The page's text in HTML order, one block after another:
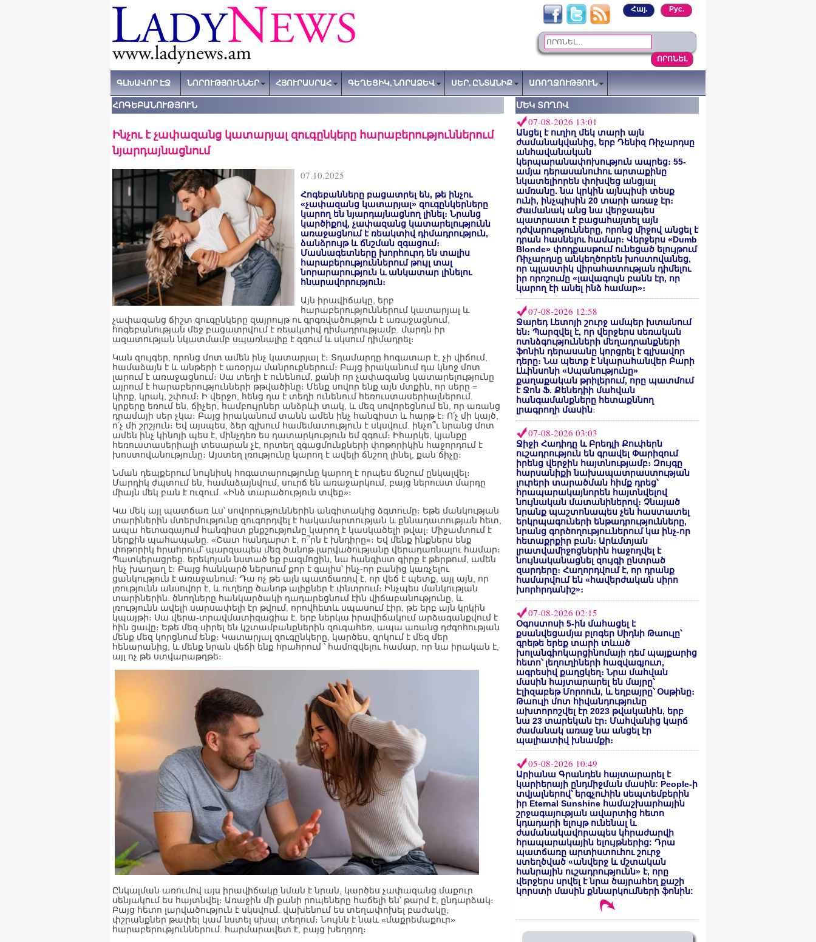
Рус.
Հայ.
ԳԼԽԱՎՈՐ ԷՋ ՆՈՐՈՒԹՅՈՒՆՆԵՐ ՀՅՈՒՐԱՍՐԱՀ ԳԵՂԵՑԻԿ, ՆՈՐԱՁԵՎ ՍԵՐ, ԸՆՏԱՆԻՔ ԱՌՈՂՋՈՒԹՅՈՒՆ
ՀՈԳԵԲԱՆՈՒԹՅՈՒՆ
Ինչու է չափազանց կատարյալ զուգընկերը հարաբերություններում
նյարդայնացնում
07.10.2025
Հոգեբանները բացատրել են, թե ինչու
«չափազանց կատարյալ» զուգընկերները
կարող են նյարդայնացնող լինել։ Նրանց
կարծիքով, չափազանց կատարելությունն
առաջացնում է ռեակտիվ դիմադրություն,
ձանձրույթ և ճնշման զգացում։
Մասնագետները խորհուրդ են տալիս
հարաբերություններում թույլ տալ
նորարարություն և անկատար լինելու
հնարավորություն։
Այն իրավիճակը, երբ
հարաբերություններում կատարյալ և
չափազանց ճիշտ զուգընկերը զայրույթ ու գրգռվածություն է առաջացնում,
հոգեբանության մեջ բացատրվում է ռեակտիվ դիմադրությամբ. մարդն իր
ազատության նկատմամբ սպառնալիք է զգում և սկսում դիմադրել։
Կան զույգեր, որոնց մոտ ամեն ինչ կատարյալ է։ Տղամարդը հոգատար է, չի վիճում,
համաձայն է և անթերի է առօրյա մանրուքներում։ Բայց իրականում դա կնոջ մոտ
լարում է առաջացնում։ Սա տեղի է ունենում, քանի որ չափազանց կատարելությունը
այրում է հարաբերությունների թթվածինը։ Մենք սովոր ենք այն մտքին, որ սերը =
կիրք, կրակ, շփում։ Ի վերջո, հենց դա է տեղի ունենում հեռուստասերիալներում.
կրքերը եռում են, ճիչեր, համբույրներ անձրևի տակ, և մեզ սովորեցնում են, որ առանց
դրամայի սեր չկա։ Բայց իրականում տանն ամեն ինչ հանգիստ և հարթ է։ Ո՛չ մի կայծ,
ո՛չ մի շրշյուն։ Եվ այսպես, ձեր գլխում համեմատություն է սկսվում. ինչո՞ւ նրանց մոտ
ամեն ինչ կինոյի պես է, մինչդեռ ես դատարկություն եմ զգում։ Իհարկե, կյանքը
հեռուստասերիալի տեսարան չէ, որտեղ զգացմունքների փոթորիկին հաջորդում է
խոստովանությունը։ Այստեղ լռությունը կարող է ավելի ճնշող լինել, քան ճիչը։
Նման դեպքերում նույնիսկ հոգատարությունը կարող է որպես ճնշում ընկալվել։
Մարդիկ ժպտում են, համաձայնվում, սուրճ են առաջարկում, բայց ներուստ մարդը
միայն մեկ բան է ուզում. «Ինձ տարածություն տվեք»։
Կա մեկ այլ պատճառ ևս՝ սովորություններին անգիտակից ձգտումը։ Եթե մանկության
տարիներին մտերմությունը զուգորդվել է հակամարտության և քննադատության հետ,
ապա հետագայում հանգիստ քնքշությունը կարող է կասկածելի թվալ։ Միջամտում է
ներքին պահապանը. «Շատ հանդարտ է, ո՞րն է խնդիրը»։ Եվ մենք ինքներս ենք
փոթորիկ հրահրում՝ պարզապես մեզ ծանոթ լարվածությանը վերադառնալու համար։
Պատկերացրեք. երեկոյան նստած եք բազմոցին, նա հանգիստ գիրք է թերթում, ամեն
ինչ խաղաղ է։ Բայց հանկարծ ներսում քոր է գալիս՝ ինչ-որ բանից կառչելու
ցանկություն է առաջանում։ Դա ոչ թե այն պատճառով է, որ վեճ է պետք, այլ այն, որ
լռությունն անսովոր է, և ուղեղը ծանոթ ալիքներ է փնտրում։ Ինչպես մանկության
տարիներին. ծնողները հանկարծակի դադարեցնում էին վիճաբանությունը, և
լռությունն ավելի սարսափելի էր թվում, որովհետև սպասում էիր, թե երբ այն կրկին
կպայթի։ Սա վերա-տրավմատիզացիա է. երբ ներկա իրավիճակում արձագանքվում է
հին ցավը։ Եթե մեզ սիրել են կշտամբանքներին զուգահեռ, ապա առանց դժգոհության
մենք մեզ կորցնում ենք։ Կատարյալ զուգընկերը, կարծես, զրկում է մեզ մեր
հենարանից, և մենք նրան վեճի ենք հրահրում ՝ համոզվելու համար, որ նա իրական է,
այլ ոչ թե ստվարաթղթե։
Ընկալման առումով այս իրավիճակը նման է նրան, կարծես չափազանց մաքուր
սենյակում ես հայտնվել։ Առաջին մի քանի րոպեները հաճելի են՝ թարմ է, ընդարձակ։
Բայց հետո լարվածություն է սկսվում. վախենում ես տեղափոխել բաժակը,
փշրանքներ թափել կամ նստել սխալ տեղում։ Նույնն է նաև «մաքրեմաքուր»
հարաբերություններում. հարմարավետ է, բայց խեղդող։
ՄԵԿ ՏՈՂՈՎ
07-08-2026 13:01
Անցել է ուղիղ մեկ տարի այն
ժամանակվանից, երբ Դենիզ Ռիչարդսը
անհավանական
կերպարանափոխություն ապրեց։ 55-
ամյա դերասանուհու արտաքինը
նկատելիորեն փոխվեց անցյալ
ամռանը. նա կրկին այնպիսի տեսք
ունի, ինչպիսին 20 տարի առաջ էր։
Ժամանակ անց նա վերջապես
պատրաստ է բացահայտել այն
դժվարությունները, որոնց միջով անցել է
դրան հասնելու համար։ Վերջերս «Dumb
Blonde» փոդքասթում ունեցած ելույթում
Ռիչարդսը անկեղծորեն խոստովանեց,
որ պլաստիկ վիրահատության դիմելու
իր որոշումը «լավագույն բանն էր, որ
կարող էի անել ինձ համար»։
07-08-2026 12:58
Ջարեդ Լետոյի շուրջ ամպեր խտանում
են։ Պարզվել է, որ վերջերս սեռական
ոտնձգությունների մեղադրանքների
ֆոնին դերասանը կորցրել է գլխավոր
դերը։ Նա պետք է նկարահանվեր Բարի
Լևինսոնի «Սպանությունը»
քաղաքական թրիլերում, որը պատմում
է Ջոն Ֆ. Քենեդիի մահվան
հանգամանքները հետաքննող
լրագրողի մասին։
07-08-2026 03:03
Ջիջի Հադիդը և Բրեդլի Քուփերն
ուշադրություն են գրավել Փարիզում
իրենց վերջին հայտնությամբ։ Զույգը
հարսանիքի նախապատրաստության
լուրերի տարածման հիմք դրեց՝
հրապարակայնորեն հայտնվելով
նույնական մատանիներով։ Չնայած
նրանք պաշտոնապես չեն հաստատել
երկրպագուների ենթադրությունները,
նրանց գործողություւներում կա ինչ-որ
հետաքրքիր բան։ Արևմտյան
լրատվամիջոցներին հաջողվել է
նույնականացնել զույգի ընտրած
զարդերը։ Հաղորդվում է, որ դրանք
համարվում են «հավերժական սիրո
խորհրդանիշ»։
07-08-2026 02:15
Օգոստոսի 5-ին մահացել է
քսանվեցամյա բլոգեր Սիդնի Թաուլը՝
գրեթե երեք տարի տևած
խոլանգիոկարցինոմայի դեմ պայքարից
հետո՝ լեղուղիների հազվագյուտ,
ագրեսիվ քաղցկեղ։ Նրա մահվան
մասին հայտարարել են մայրը՝
Էլիզաբեթ Մորոուն, և եղբայրը՝ Օսթինը։
Թաուլի մոտ հիվանդությունը
ախտորոշվել էր 2023 թվականին, երբ
նա 23 տարեկան էր։ Մահվանից կարճ
ժամանակ առաջ նա անցել էր
պալիատիվ խնամքի։
05-08-2026 10:49
Արիանա Գրանդեն հայտարարել է
կարիերայի ընդմիջման մասին: People-ի
տվյալներով՝ երգչուհին սեպտեմբերին
իր Eternal Sunshine համաշխարհային
շրջագայության ավարտից հետո
կդադարի ելույթ ունենալ և
ժամանակավորապես կհրաժարվի
հրապարակային ելույթներից: Դրա
պատճառը արտիստուհու շուրջ
ստեղծված «անվերջ և մշտական
հանրային ուշադրությունն» է, որը
վերջերս սրվել է նրա ծայրահեղ քաշի
կորստի մասին քննարկումների ֆոնին: